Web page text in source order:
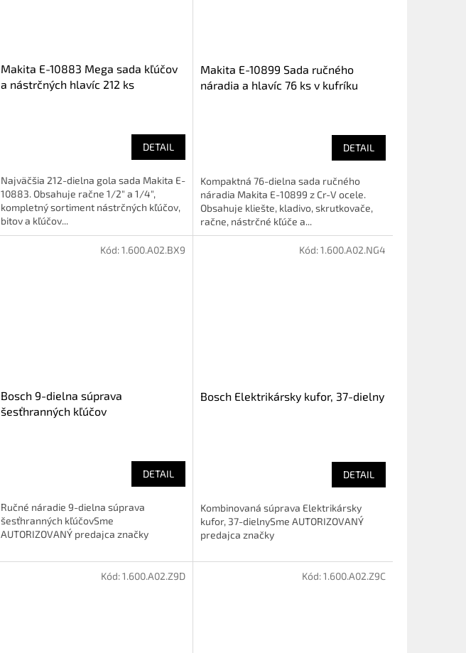
Makita E-10883 Mega sada kľúčov
a nástrčných hlavíc 212 ks
DETAIL
Najväčšia 212-dielna gola sada Makita E-
10883. Obsahuje račne 1/2" a 1/4",
kompletný sortiment nástrčných kľúčov,
bitov a kľúčov...
Makita E-10899 Sada ručného
náradia a hlavíc 76 ks v kufríku
DETAIL
Kompaktná 76-dielna sada ručného
náradia Makita E-10899 z Cr-V ocele.
Obsahuje kliešte, kladivo, skrutkovače,
račne, nástrčné kľúče a...
Bosch 9-dielna súprava
šesťhranných kľúčov
DETAIL
Ručné náradie 9-dielna súprava
šesťhranných kľúčovSme
AUTORIZOVANÝ predajca značky
Kód:1.600.A02.BX9
Bosch Elektrikársky kufor, 37-dielny
DETAIL
Kombinovaná súprava Elektrikársky
kufor, 37-dielnySme AUTORIZOVANÝ
predajca značky
Kód:1.600.A02.NG4
Kód:1.600.A02.Z9D Kód:1.600.A02.Z9C